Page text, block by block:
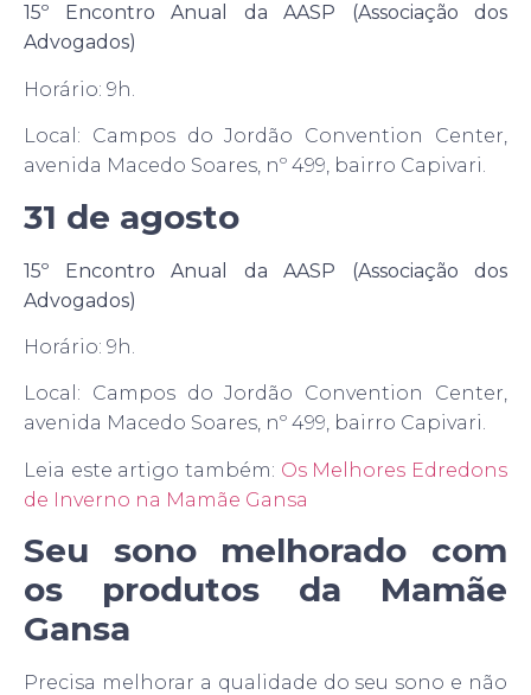
15º Encontro Anual da AASP (Associação dos
Advogados)
Horário: 9h.
Local: Campos do Jordão Convention Center,
avenida Macedo Soares, nº 499, bairro Capivari.
31 de agosto
15º Encontro Anual da AASP (Associação dos
Advogados)
Horário: 9h.
Local: Campos do Jordão Convention Center,
avenida Macedo Soares, nº 499, bairro Capivari.
Leia este artigo também: Os Melhores Edredons
de Inverno na Mamãe Gansa
Seu sono melhorado com
os produtos da Mamãe
Gansa
Precisa melhorar a qualidade do seu sono e não